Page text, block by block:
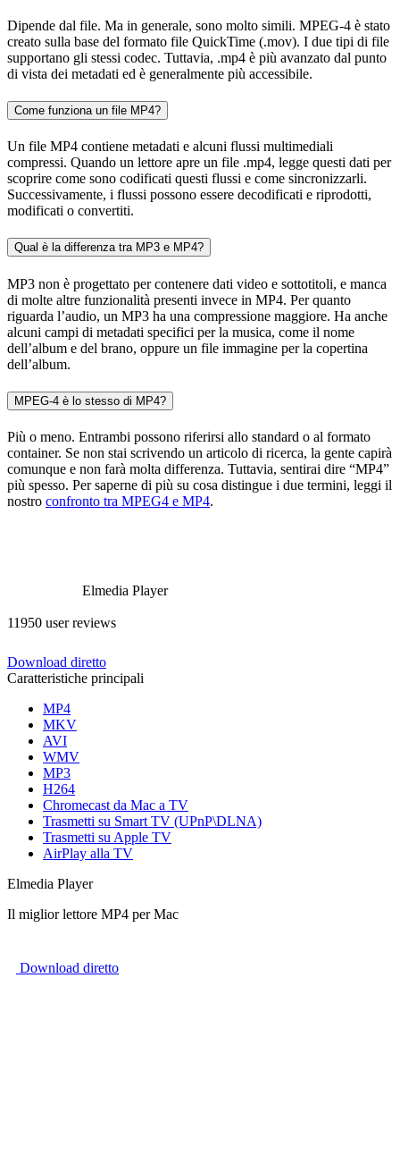
Dipende dal file. Ma in generale, sono molto simili. MPEG-4 è stato
creato sulla base del formato file QuickTime (.mov). I due tipi di file
supportano gli stessi codec. Tuttavia, .mp4 è più avanzato dal punto
di vista dei metadati ed è generalmente più accessibile.
Come funziona un file MP4?
Un file MP4 contiene metadati e alcuni flussi multimediali
compressi. Quando un lettore apre un file .mp4, legge questi dati per
scoprire come sono codificati questi flussi e come sincronizzarli.
Successivamente, i flussi possono essere decodificati e riprodotti,
modificati o convertiti.
Qual è la differenza tra MP3 e MP4?
MP3 non è progettato per contenere dati video e sottotitoli, e manca
di molte altre funzionalità presenti invece in MP4. Per quanto
riguarda l’audio, un MP3 ha una compressione maggiore. Ha anche
alcuni campi di metadati specifici per la musica, come il nome
dell’album e del brano, oppure un file immagine per la copertina
dell’album.
MPEG-4 è lo stesso di MP4?
Più o meno. Entrambi possono riferirsi allo standard o al formato
container. Se non stai scrivendo un articolo di ricerca, la gente capirà
comunque e non farà molta differenza. Tuttavia, sentirai dire “MP4”
più spesso. Per saperne di più su cosa distingue i due termini, leggi il
nostro confronto tra MPEG4 e MP4.
Elmedia Player
11950 user reviews
Download diretto
Caratteristiche principali
MP4
MKV
AVI
WMV
MP3
H264
Chromecast da Mac a TV
Trasmetti su Smart TV (UPnP\DLNA)
Trasmetti su Apple TV
AirPlay alla TV
Elmedia Player
Il miglior lettore MP4 per Mac
Download diretto